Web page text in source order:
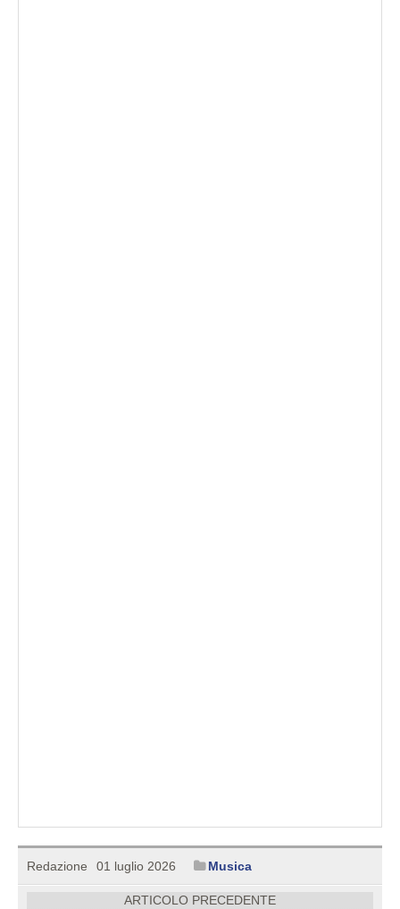
Redazione 01 luglio 2026 Musica
ARTICOLO PRECEDENTE